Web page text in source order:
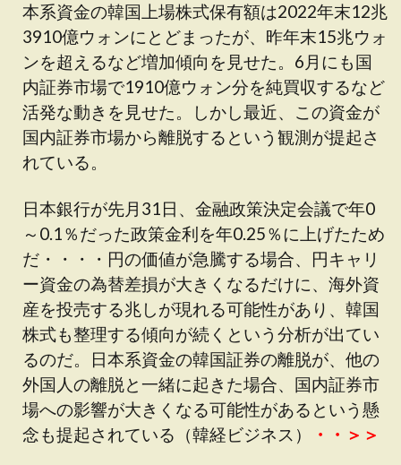
本系資金の韓国上場株式保有額は2022年末12兆
3910億ウォンにとどまったが、昨年末15兆ウォ
ンを超えるなど増加傾向を見せた。6月にも国
内証券市場で1910億ウォン分を純買収するなど
活発な動きを見せた。しかし最近、この資金が
国内証券市場から離脱するという観測が提起さ
れている。
日本銀行が先月31日、金融政策決定会議で年0
～0.1％だった政策金利を年0.25％に上げたため
だ・・・・円の価値が急騰する場合、円キャリ
ー資金の為替差損が大きくなるだけに、海外資
産を投売する兆しが現れる可能性があり、韓国
株式も整理する傾向が続くという分析が出てい
るのだ。日本系資金の韓国証券の離脱が、他の
外国人の離脱と一緒に起きた場合、国内証券市
場への影響が大きくなる可能性があるという懸
念も提起されている（韓経ビジネス）
・・＞＞